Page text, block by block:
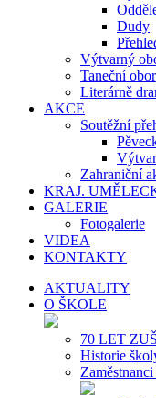
Dudy
Výtvarný
Taneční obor
Literárně
AKCE
Soutěžní
Zahraniční
KRAJ.
GALERIE
Fotogalerie
VIDEA
KONTAKTY
AKTUALITY
O ŠKOLE
70 LET
Historie